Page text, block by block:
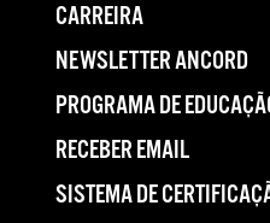
CARREIRA
NEWSLETTER ANCORD
PROGRAMA DE
RECEBER EMAIL
SISTEMA DE